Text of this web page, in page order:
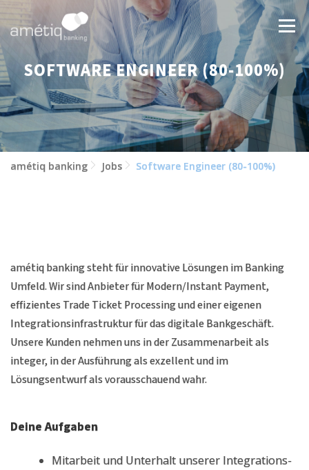
springen
Menü
LÖSUNGEN NEWS JOBS ÜBER UNS
KONTAKT
SOFTWARE ENGINEER (80-100%)
amétiq banking Jobs Software Engineer (80-100%)
amétiq banking steht für innovative Lösungen im Banking
Umfeld. Wir sind Anbieter für Modern/Instant Payment,
effizientes Trade Ticket Processing und einer eigenen
Integrationsinfrastruktur für das digitale Bankgeschäft.
Unsere Kunden nehmen uns in der Zusammenarbeit als
integer, in der Ausführung als exzellent und im
Lösungsentwurf als vorausschauend wahr.
Deine Aufgaben
Mitarbeit und Unterhalt unserer Integrations-